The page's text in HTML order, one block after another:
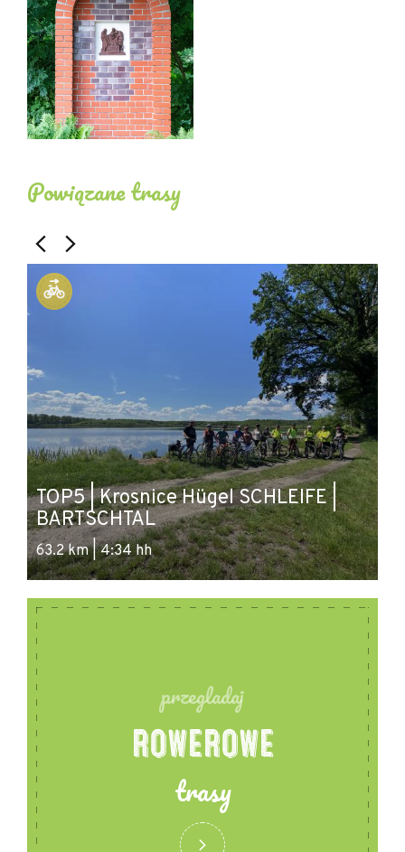
Powiązane trasy
TOP5 | Krosnice Hügel SCHLEIFE |
BARTSCHTAL
63.2 km | 4:34 hh
przegladaj
ROWEROWE
trasy